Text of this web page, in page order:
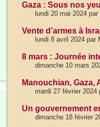
Gaza : Sous nos
lundi 20 mai 2024
Vente d’armes à
lundi 8 avril 2024 par
8 mars : Journée
dimanche 10 mars
Manouchian, Gaza,
mardi 27 février 2024
Un gouvernement
dimanche 18 février